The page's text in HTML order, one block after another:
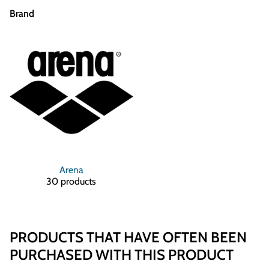
Brand
Arena
30 products
PRODUCTS THAT HAVE OFTEN BEEN
PURCHASED WITH THIS PRODUCT